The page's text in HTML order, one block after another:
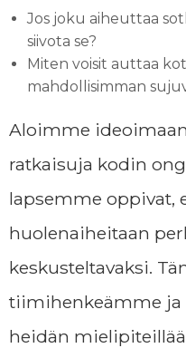
Jos joku aiheuttaa
siivota se?
Miten voisit auttaa
mahdollisimman
Aloimme
ratkaisuja kodin
lapsemme oppivat,
huolenaiheitaan
keskusteltavaksi.
tiimihenkeämme ja
heidän